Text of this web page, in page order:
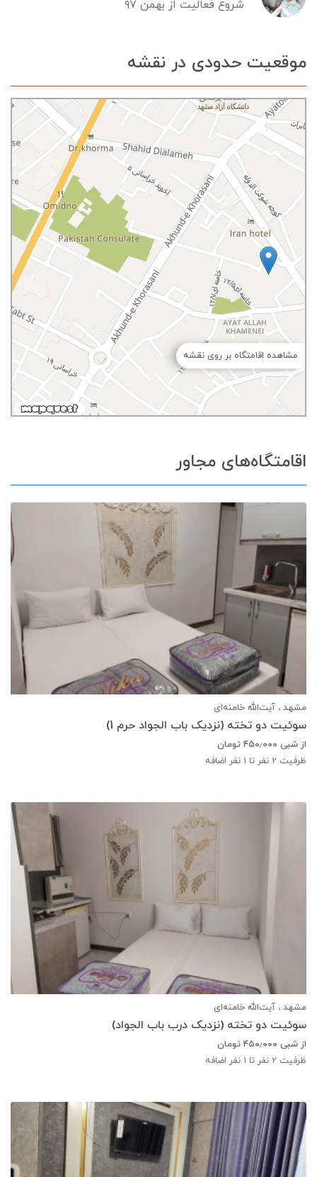
شروع فعالیت از بهمن ۹۷
موقعیت حدودی در نقشه
مشاهده اقامتگاه بر روی نقشه
اقامتگاه‌های مجاور
مشهد ، آیت‌الله خامنه‌ای
سوئیت دو تخته (نزدیک باب الجواد حرم 1)
از شبی ۴۵۰٫۰۰۰ تومان
ظرفیت 2 نفر تا 1 نفر اضافه
مشهد ، آیت‌الله خامنه‌ای
سوئیت دو تخته (نزدیک درب باب الجواد)
از شبی ۴۵۰٫۰۰۰ تومان
ظرفیت 2 نفر تا 1 نفر اضافه